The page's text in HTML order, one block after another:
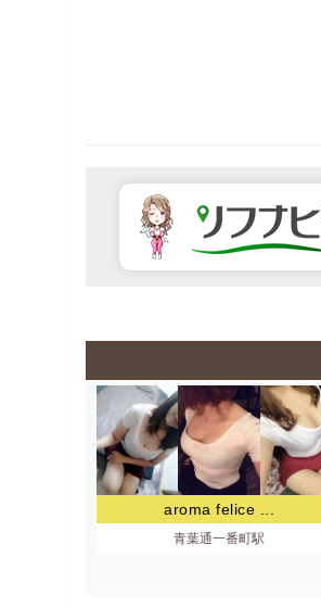
aroma felice ...
青葉通一番町駅